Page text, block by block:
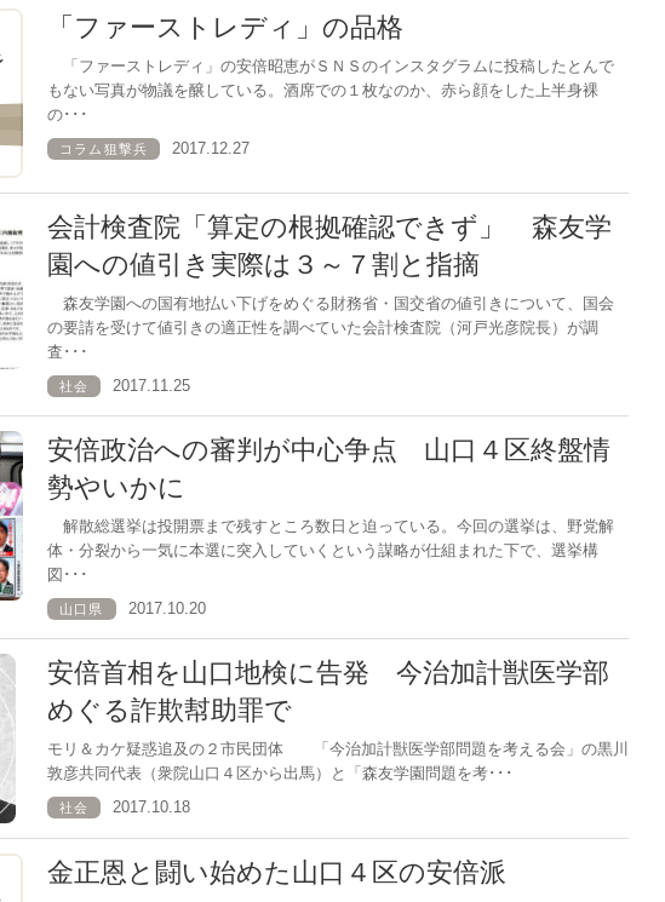
「ファーストレディ」の品格
「ファーストレディ」の安倍昭恵がＳＮＳのインスタグラムに投稿したとんで
もない写真が物議を醸している。酒席での１枚なのか、赤ら顔をした上半身裸
の･･･
コラム狙撃兵 2017.12.27
会計検査院「算定の根拠確認できず」 森友学
園への値引き実際は３～７割と指摘
森友学園への国有地払い下げをめぐる財務省・国交省の値引きについて、国会
の要請を受けて値引きの適正性を調べていた会計検査院（河戸光彦院長）が調
査･･･
社会 2017.11.25
安倍政治への審判が中心争点 山口４区終盤情
勢やいかに
解散総選挙は投開票まで残すところ数日と迫っている。今回の選挙は、野党解
体・分裂から一気に本選に突入していくという謀略が仕組まれた下で、選挙構
図･･･
山口県 2017.10.20
安倍首相を山口地検に告発 今治加計獣医学部
めぐる詐欺幇助罪で
モリ＆カケ疑惑追及の２市民団体 「今治加計獣医学部問題を考える会」の黒川
敦彦共同代表（衆院山口４区から出馬）と「森友学園問題を考･･･
社会 2017.10.18
金正恩と闘い始めた山口４区の安倍派